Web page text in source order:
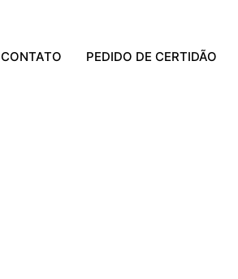
CONTATO PEDIDO DE CERTIDÃO